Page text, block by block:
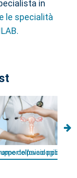
in
le specialità
psicologico
dell’ovaio